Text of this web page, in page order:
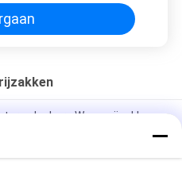
oplosbare Wasserijzakken
de Wasserijzak van PVA,